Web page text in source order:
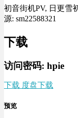
初音街机PV, 日更雪
源: sm22588321
下载
访问密码: hpie
下载 度盘下载
预览